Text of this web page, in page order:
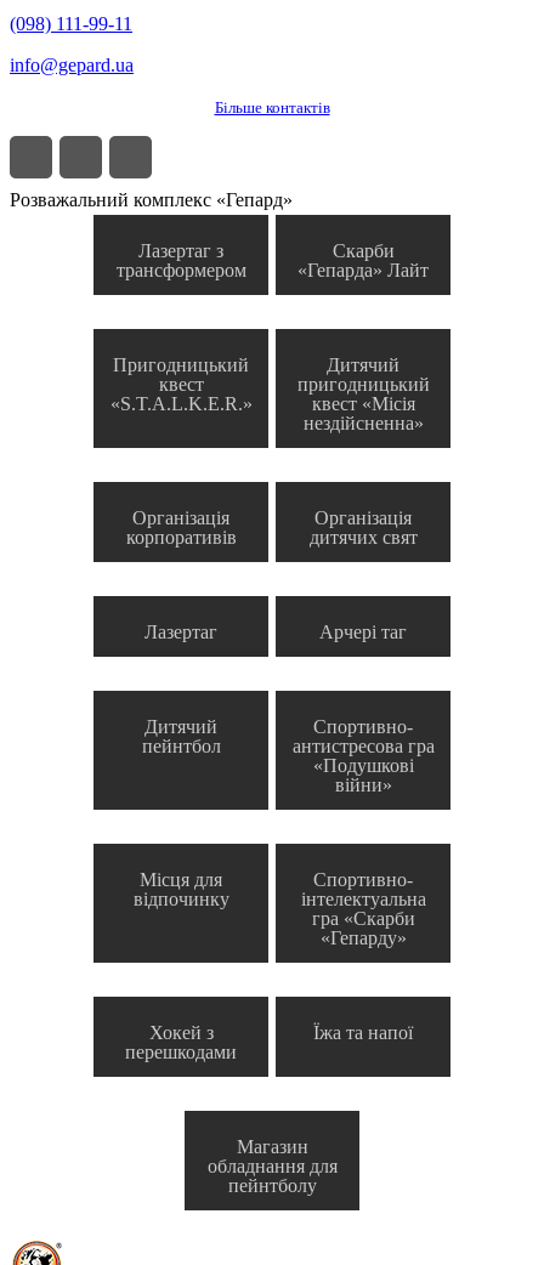
(098) 111-99-11
info@gepard.ua
Більше контактів
Розважальний комплекс «Гепард»
Лазертаг з
трансформером
Скарби
«Гепарда» Лайт
Пригодницький
квест
«S.T.A.L.K.E.R.»
Дитячий
пригодницький
квест «Місія
нездійсненна»
Організація
корпоративів
Організація
дитячих свят
Лазертаг Арчері таг
Дитячий
пейнтбол
Спортивно-
антистресова гра
«Подушкові
війни»
Місця для
відпочинку
Спортивно-
інтелектуальна
гра «Скарби
«Гепарду»
Хокей з
перешкодами
Їжа та напої
Магазин
обладнання для
пейнтболу